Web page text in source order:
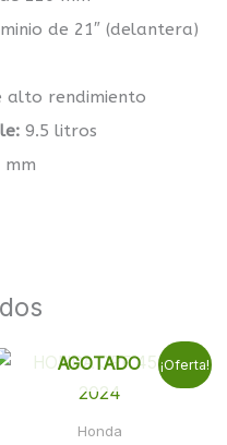
de 21″ (delantera)
alto rendimiento
9.5 litros
¡Oferta!
AGOTADO
Honda
El
precio
original
10.510,00 €.
precio